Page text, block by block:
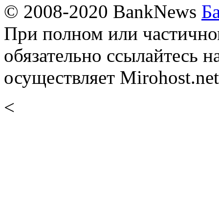
© 2008-2020 BankNews
При полном или
обязательно ссылайтесь
осуществляет
<